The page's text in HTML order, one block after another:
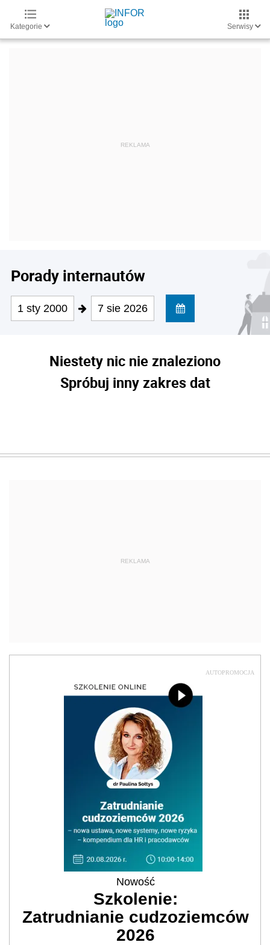
Kategorie Serwisy
Porady internautów
1 sty 2000 7 sie 2026
Niestety nic nie znaleziono
Spróbuj inny zakres dat
REKLAMA
AUTOPROMOCJA
Nowość
Szkolenie:
Zatrudnianie cudzoziemców
2026